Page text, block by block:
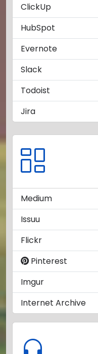
ClickUp
HubSpot
Evernote
Slack
Todoist
Jira
Medium
Issuu
Flickr
Pinterest
Imgur
Internet Archive